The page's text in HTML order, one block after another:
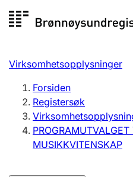
Registersøk
Aksjeselskap
Enkeltpersonforetak
Registrere, endre, slette
Virksomhetsopplysninger
Forsiden
Registersøk
MUSIKKVITENSKAP